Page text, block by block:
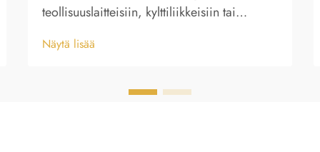
teollisuuslaitteisiin, kylttiliikkeisiin tai
nimilappujen ja muovivaihtoehtojen välinen
aikavälin suorituskykyyn ja
Näytä lisää